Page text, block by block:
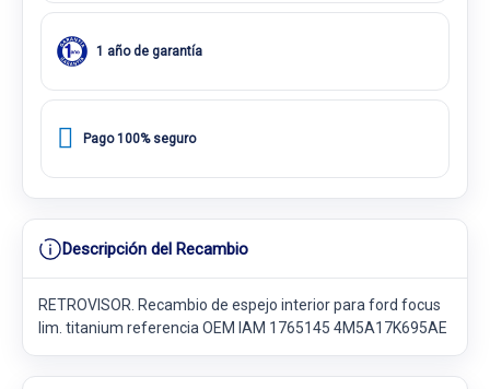
1 año de garantía
Pago 100% seguro
Descripción del Recambio
RETROVISOR. Recambio de espejo interior para ford focus
lim. titanium referencia OEM IAM 1765145 4M5A17K695AE